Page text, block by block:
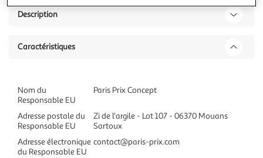
Description
Caractéristiques
Nom du
Responsable EU
Paris Prix Concept
Adresse postale du
Responsable EU
Zi de l'argile - Lot 107 - 06370 Mouans
Sartoux
Adresse électronique
du Responsable EU
contact@paris-prix.com